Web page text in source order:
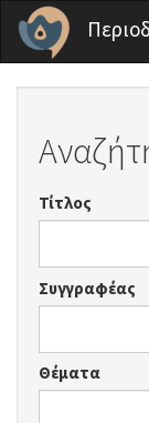
Παράκαμψη προς το
Τίτλος
Συγγραφέας
Θέματα